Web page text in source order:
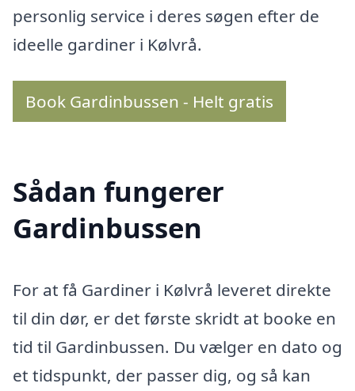
personlig service i deres søgen efter de
ideelle gardiner i Kølvrå.
Book Gardinbussen - Helt gratis
Sådan fungerer
Gardinbussen
For at få Gardiner i Kølvrå leveret direkte
til din dør, er det første skridt at booke en
tid til Gardinbussen. Du vælger en dato og
et tidspunkt, der passer dig, og så kan